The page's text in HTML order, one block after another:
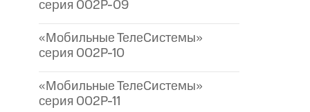
серия 002P-09
«Мобильные ТелеСистемы»
серия 002P-10
«Мобильные ТелеСистемы»
серия 002P-11